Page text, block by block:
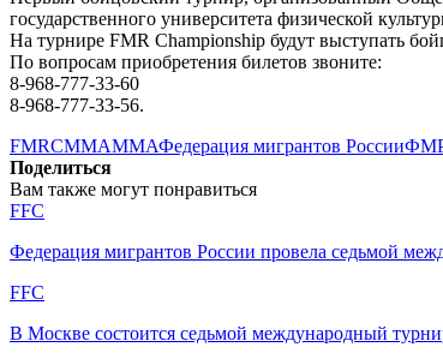
государственного университета физической
На турнире FMR Championship будут выступать
По вопросам приобретения билетов звоните:
8-968-777-33-60
8-968-777-33-56.
FMRCMMAММАФедерация мигрантов России
Поделиться
Вам также могут понравиться
FFC
Федерация мигрантов России провела седьмой
FFC
В Москве состоится седьмой международный